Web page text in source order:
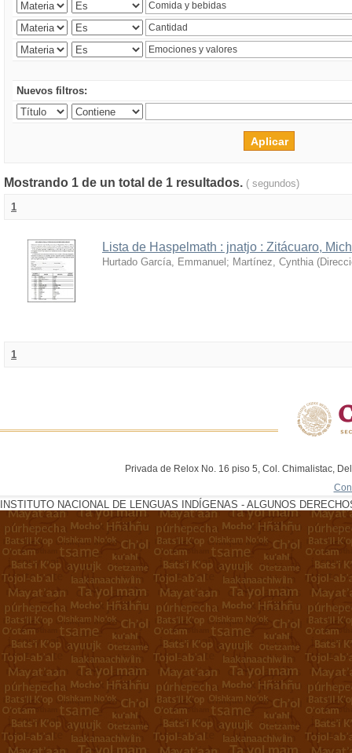
Nuevos filtros:
Mostrando 1 de un total de 1 resultados. ( segundos)
1
Lista de Haspelmath : jnatjo : Zitácuaro,
Hurtado García, Emmanuel ; Martínez, Cynthia (
1
Privada de Relox No. 16 piso 5, Col. Chimalistac,
INSTITUTO NACIONAL DE LENGUAS INDÍGENAS - ALGUNOS